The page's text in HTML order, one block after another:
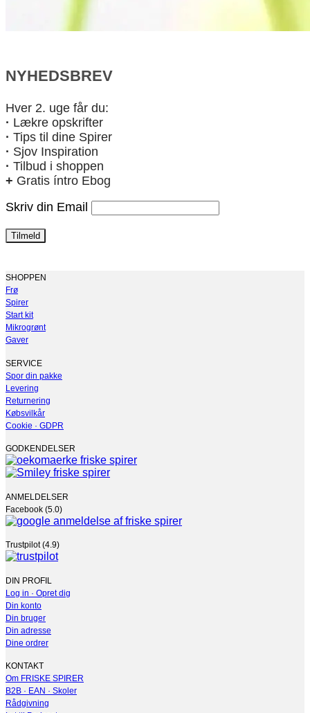
NYHEDSBREV
Hver 2. uge får du:
· Lækre opskrifter
· Tips til dine Spirer
· Sjov Inspiration
· Tilbud i shoppen
+ Gratis íntro Ebog
Skriv din Email
SHOPPEN
Frø
Spirer
Start kit
Mikrogrønt
Gaver
SERVICE
Spor din pakke
Levering
Returnering
Købsvilkår
Cookie · GDPR
GODKENDELSER
ANMELDELSER
Facebook (5.0)
Trustpilot (4.9)
DIN PROFIL
Log in · Opret dig
Din konto
Din bruger
Din adresse
Dine ordrer
KONTAKT
Om FRISKE SPIRER
B2B · EAN · Skoler
Rådgivning